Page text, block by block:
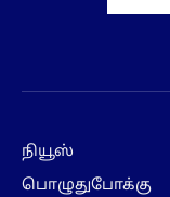
நியூஸ்
பொழுதுபோக்கு